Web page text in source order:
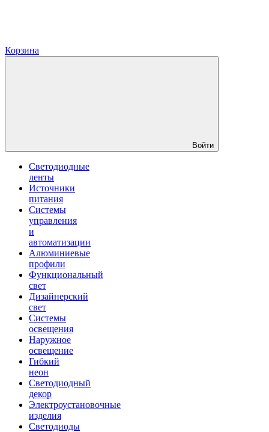
Корзина
Войти
Светодиодные
ленты
Источники
питания
Системы
управления
и
автоматизации
Алюминиевые
профили
Функциональный
свет
Дизайнерский
свет
Системы
освещения
Наружное
освещение
Гибкий
неон
Светодиодный
декор
Электроустановочные
изделия
Светодиоды